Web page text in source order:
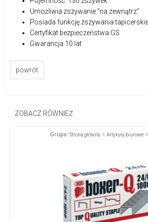
Umożliwia zszywanie "na zewnątrz"
Posiada funkcję zszywania
Certyfikat bezpieczeństwa GS
Gwarancja 10 lat
powrót
ZOBACZ RÓWNIEŻ
Grupa: Strona główna > Artykuły biurowe>